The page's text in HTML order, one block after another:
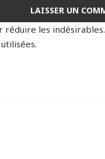
réduire les indésirables.
.